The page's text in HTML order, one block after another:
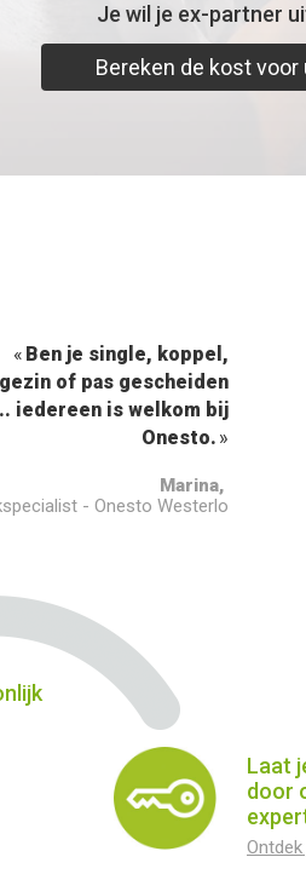
Je wil je ex-partner
Bereken de kost voor
Ben je single, koppel,
of pas gescheiden
iedereen is welkom bij
Onesto.
Marina,
- Onesto Westerlo
Laat
door